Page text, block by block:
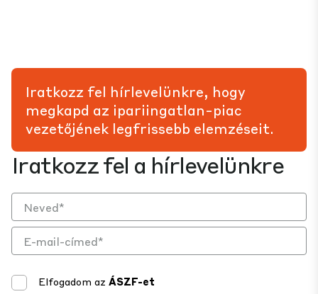
Iratkozz fel a hírlevelünkre
Elfogadom az ÁSZF-et
Iratkozz fel hírlevelünkre, hogy
megkapd az ipariingatlan-piac
vezetőjének legfrissebb elemzéseit.